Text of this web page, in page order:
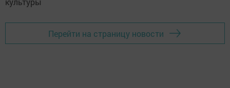
Перейти на страницу новости